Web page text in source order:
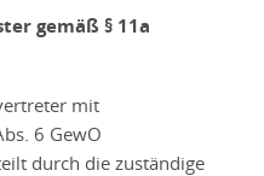
gemäß § 11a
mit
6 GewO
durch die zuständige